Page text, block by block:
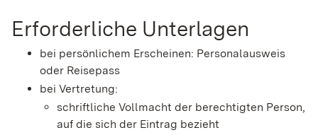
Erforderliche Unterlagen
bei persönlichem Erscheinen: Personalausweis
oder Reisepass
bei Vertretung:
schriftliche Vollmacht der berechtigten Person,
auf die sich der Eintrag bezieht